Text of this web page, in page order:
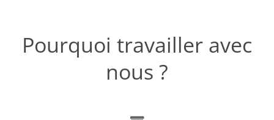
Pourquoi travailler avec
nous ?